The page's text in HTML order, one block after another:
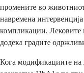
промените во
навремена
компликации. Лековите
додека градите
Кога модификациите на